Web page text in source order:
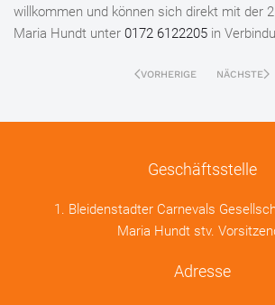
willkommen und können sich direkt mit der
Maria Hundt unter 0172 6122205 in
VORHERIGE NÄCHSTE
Geschäftsstelle
1. Bleidenstadter Carnevals
Maria Hundt stv.
Adresse